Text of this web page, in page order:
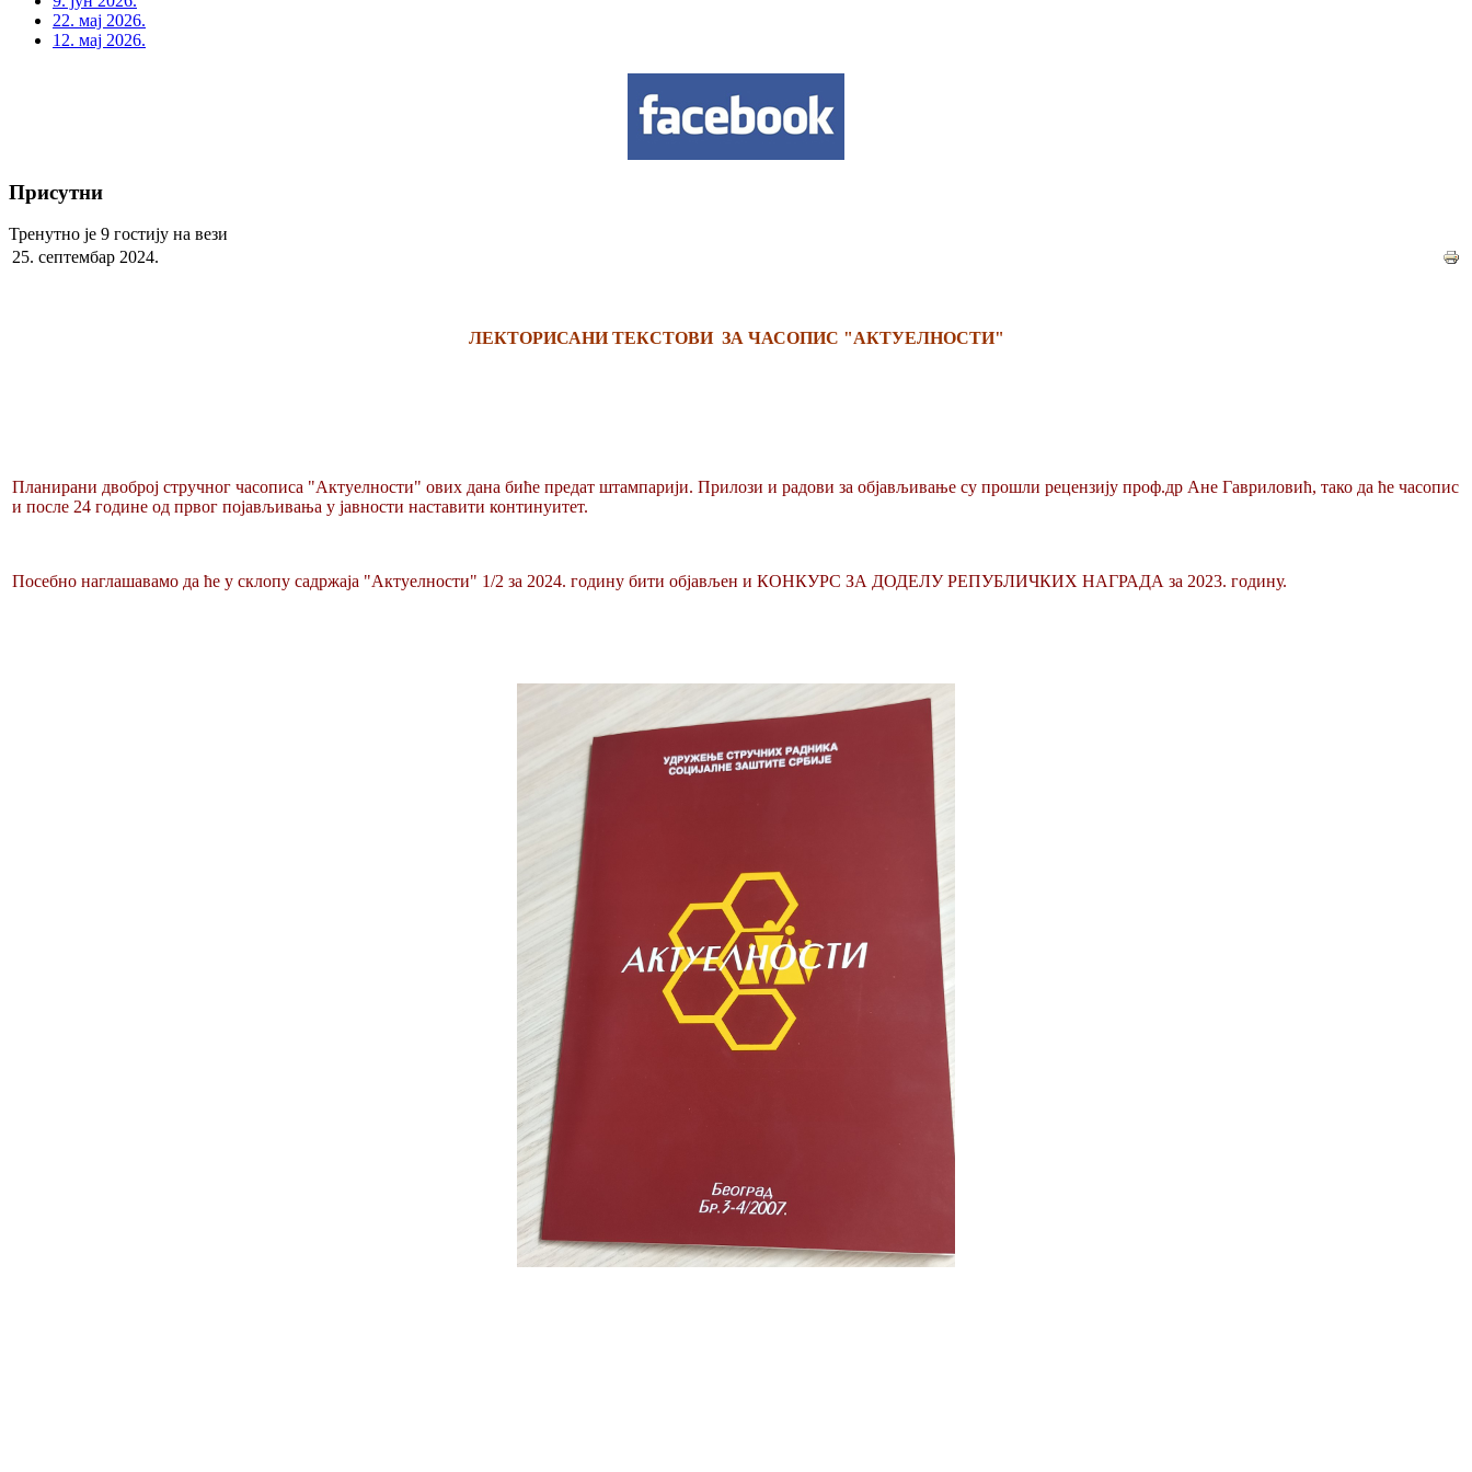
22. мај 2026.
12. мај 2026.
Присутни
Тренутно је 9 гостију на вези
25. септембар 2024.
ЛЕКТОРИСАНИ ТЕКСТОВИ ЗА ЧАСОПИС "АКТУЕЛНОСТИ"
Планирани двоброј стручног часописа "Актуелности" ових дана биће предат штампарији. Прилози и радови за објављивање су прошли рецензију проф.др Ане Гавриловић, тако да ће часопис
и после 24 године од првог појављивања у јавности наставити континуитет.
Посебно наглашавамо да ће у склопу садржаја "Актуелности" 1/2 за 2024. годину бити објављен и КОНКУРС ЗА ДОДЕЛУ РЕПУБЛИЧКИХ НАГРАДА за 2023. годину.